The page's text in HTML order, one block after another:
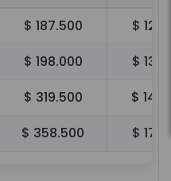
$ 187.500
$
$ 198.000
$
$ 319.500
$
$ 358.500 $